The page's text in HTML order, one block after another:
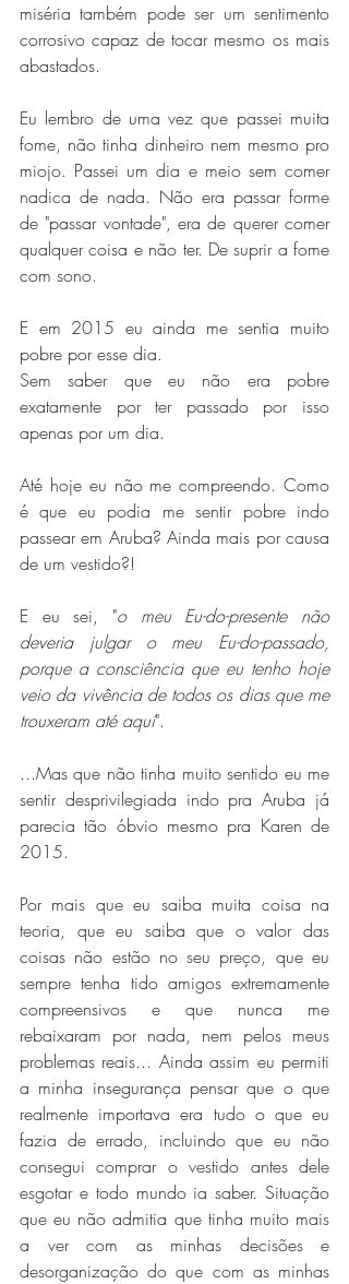
miséria também pode ser um sentimento
corrosivo capaz de tocar mesmo os mais
abastados.
Eu lembro de uma vez que passei muita
fome, não tinha dinheiro nem mesmo pro
miojo. Passei um dia e meio sem comer
nadica de nada. Não era passar forme
de "passar vontade", era de querer comer
qualquer coisa e não ter. De suprir a fome
com sono.
E em 2015 eu ainda me sentia muito
pobre por esse dia.
Sem saber que eu não era pobre
exatamente por ter passado por isso
apenas por um dia.
Até hoje eu não me compreendo. Como
é que eu podia me sentir pobre indo
passear em Aruba? Ainda mais por causa
de um vestido?!
E eu sei, "o meu Eu-do-presente não
deveria julgar o meu Eu-do-passado,
porque a consciência que eu tenho hoje
veio da vivência de todos os dias que me
trouxeram até aqui".
...Mas que não tinha muito sentido eu me
sentir desprivilegiada indo pra Aruba já
parecia tão óbvio mesmo pra Karen de
2015.
Por mais que eu saiba muita coisa na
teoria, que eu saiba que o valor das
coisas não estão no seu preço, que eu
sempre tenha tido amigos extremamente
compreensivos e que nunca me
rebaixaram por nada, nem pelos meus
problemas reais... Ainda assim eu permiti
a minha insegurança pensar que o que
realmente importava era tudo o que eu
fazia de errado, incluindo que eu não
consegui comprar o vestido antes dele
esgotar e todo mundo ia saber. Situação
que eu não admitia que tinha muito mais
a ver com as minhas decisões e
desorganização do que com as minhas